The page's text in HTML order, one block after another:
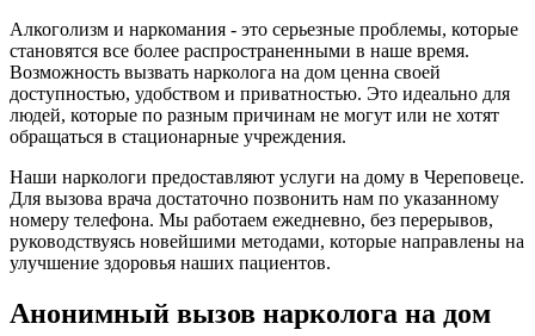
Алкоголизм и наркомания - это серьезные проблемы, которые
становятся все более распространенными в наше время.
Возможность вызвать нарколога на дом ценна своей
доступностью, удобством и приватностью. Это идеально для
людей, которые по разным причинам не могут или не хотят
обращаться в стационарные учреждения.
Наши наркологи предоставляют услуги на дому в Череповеце.
Для вызова врача достаточно позвонить нам по указанному
номеру телефона. Мы работаем ежедневно, без перерывов,
руководствуясь новейшими методами, которые направлены на
улучшение здоровья наших пациентов.
Анонимный вызов нарколога на дом